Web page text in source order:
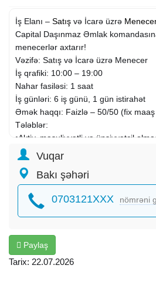
İş Elanı – Satış və İcarə üzrə
Capital Daşınmaz Əmlak
menecerlər axtarır!
Vəzifə: Satış və İcarə üzrə Menecer
İş qrafiki: 10:00 – 19:00
Nahar fasiləsi: 1 saat
İş günləri: 6 iş günü, 1 gün istirahət
Əmək haqqı: Faizlə – 50/50 (fix
Tələblər:
•Aktiv, məsuliyyətli və ünsiyyətcil
•Komputer biliklərinin olması
•Azərbaycan dilində səlis danışıq
•Rus və ingilis dilini bilməsi arzu
•İş təcrübəsi arzu olunandır
•Bu sahədə təcrübəsi olmayanlara iş
İşin təsviri:
•Müştərilərlə əlaqə, görüşlərin təşkili
•Baza və portfolionun genişləndirilməsi
•Şirkət tapşırıqlarının icrası
Vuqar
Bakı şəhəri
0703121XXX nömrəni
Paylaş
Tarix: 22.07.2026